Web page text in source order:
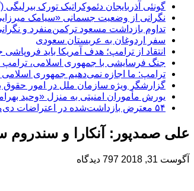
گونئی آذربایجان دئموکراتیک تورک
نگرانی از وضعیت جسمانی «سیامک
تداوم بازداشت مسعود ترکمن‌منفرد و
سفر اردوغان به عربستان‌ سعودی
انتقاد از ترامپ؛ هدف آمریکا باید
جنگ فرسایشی با جمهوری اسلامی، ترامپ
ترامپ: ما اجازه نمی‌دهیم جمهوری
گزارشگر ویژه سازمان ملل در امور حقوق
یورش مأموران امنیتی به منزل «وحید
۵۴ معترض بازداشت‌شده در اعتراضات دی‌ماه همچنان در زندان اردبیل در بازداشت هستند
علی صمدپور: آنکارا و سندروم
آگوست 31, 2018 797 دیدگاه